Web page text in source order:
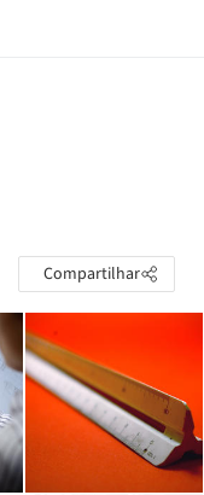
Compartilhar